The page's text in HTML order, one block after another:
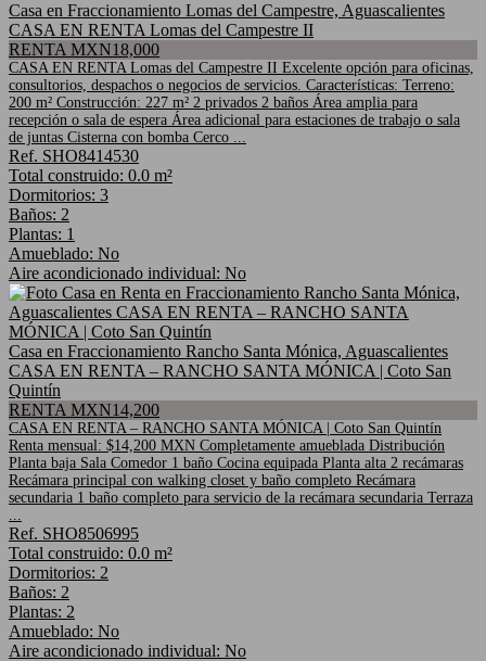
Casa en Fraccionamiento Lomas del Campestre, Aguascalientes
CASA EN RENTA Lomas del Campestre II
RENTA MXN18,000
CASA EN RENTA Lomas del Campestre II Excelente opción para oficinas,
consultorios, despachos o negocios de servicios. Características: Terreno:
200 m² Construcción: 227 m² 2 privados 2 baños Área amplia para
recepción o sala de espera Área adicional para estaciones de trabajo o sala
de juntas Cisterna con bomba Cerco ...
Ref. SHO8414530
Total construido: 0.0 m²
Dormitorios: 3
Baños: 2
Plantas: 1
Amueblado: No
Aire acondicionado individual: No
Casa en Fraccionamiento Rancho Santa Mónica, Aguascalientes
CASA EN RENTA – RANCHO SANTA MÓNICA | Coto San
Quintín
RENTA MXN14,200
CASA EN RENTA – RANCHO SANTA MÓNICA | Coto San Quintín
Renta mensual: $14,200 MXN Completamente amueblada Distribución
Planta baja Sala Comedor 1 baño Cocina equipada Planta alta 2 recámaras
Recámara principal con walking closet y baño completo Recámara
secundaria 1 baño completo para servicio de la recámara secundaria Terraza
...
Ref. SHO8506995
Total construido: 0.0 m²
Dormitorios: 2
Baños: 2
Plantas: 2
Amueblado: No
Aire acondicionado individual: No